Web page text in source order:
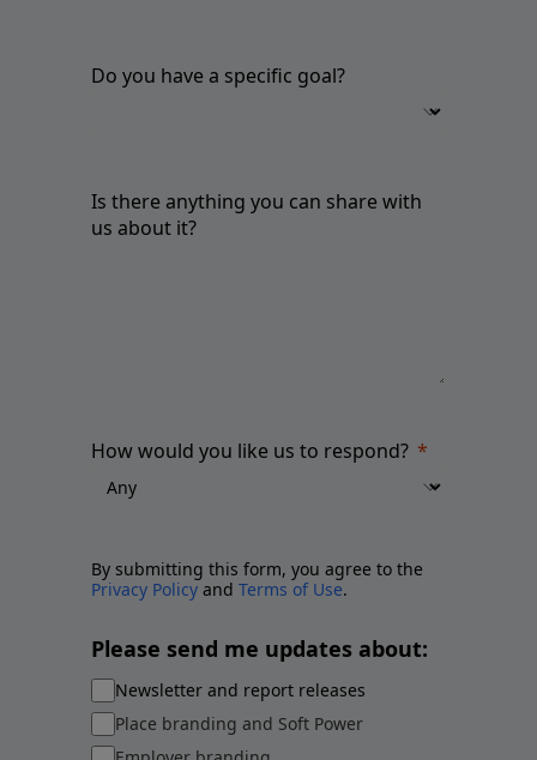
Do you have a specific goal?
Is there anything you can share with
us about it?
How would you like us to respond?
By submitting this form, you agree to the
Privacy Policy and Terms of Use.
Please send me updates about:
Newsletter and report releases
Place branding and Soft Power